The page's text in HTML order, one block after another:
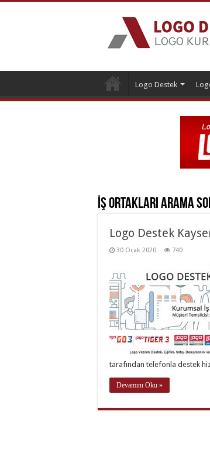
Logo Destek
İş OrtaklarıArama
Logo Destek
30 Ocak 2020 740
tarafından telefonla destek
Devamını Oku »